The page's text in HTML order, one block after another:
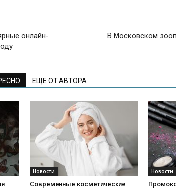
онлайн-
В Московском
ЕЩЕ ОТ АВТОРА
Новости
Современные косметические
Новости